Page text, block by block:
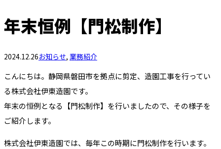
年末恒例【門松制作】
2024.12.26お知らせ, 業務紹介
こんにちは。静岡県磐田市を拠点に剪定、造園工事を行ってい
る株式会社伊東造園です。
年末の恒例となる【門松制作】を行いましたので、その様子を
ご紹介します。
株式会社伊東造園では、毎年この時期に門松制作を行います。